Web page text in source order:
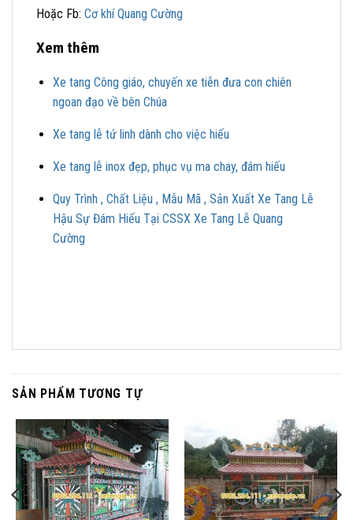
Hoặc Fb: Cơ khí Quang Cường
Xem thêm
Xe tang Công giáo, chuyến xe tiễn đưa con chiên
ngoan đạo về bên Chúa
Xe tang lễ tứ linh dành cho việc hiếu
Xe tang lễ inox đẹp, phục vụ ma chay, đám hiếu
Quy Trình , Chất Liệu , Mẫu Mã , Sản Xuất Xe Tang Lễ
Hậu Sự Đám Hiếu Tại CSSX Xe Tang Lễ Quang
Cường
SẢN PHẨM TƯƠNG TỰ